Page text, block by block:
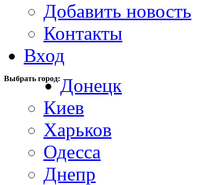
Добавить новость
Контакты
Вход
Выбрать город:Донецк
Киев
Харьков
Одесса
Днепр